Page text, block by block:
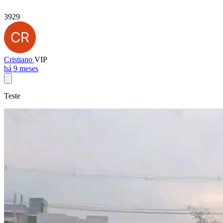
3929
Cristiano VIP
há 9 meses
Teste